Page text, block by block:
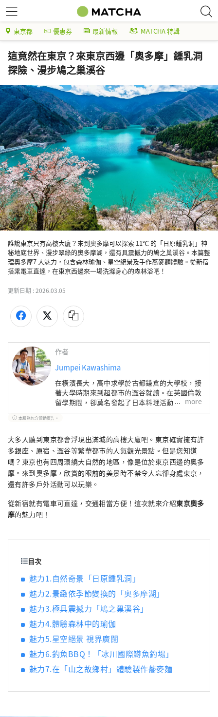
東京都 優惠券 最新情報 MATCHA 特輯
這竟然在東京？來東京西邊「奧多摩」鍾乳洞
探險、漫步鳩之巢溪谷
誰說東京只有高樓大廈？來到奧多摩可以探索 11℃ 的「日原鍾乳洞」神
秘地底世界、漫步翠綠的奧多摩湖，還有具震撼力的鳩之巢溪谷。本篇整
理奧多摩7 大魅力，包含森林瑜伽、星空絕景及手作蕎麥麵體驗。從新宿
搭乘電車直達，在東京西邊來一場洗滌身心的森林浴吧！
更新日期 :2026.03.05
作者
Jumpei Kawashima
在橫濱長大，高中求學於古都鎌倉的大學校，接
著大學時期來到超都市的澀谷就讀。在英國倫敦
留學期間，卻莫名發起了日本料理活動，甚至當
起了料理人。目前則是一名仍在摸索中的寫作
者。
more
本服務包含贊助廣告。
大多人聽到東京都會浮現出滿城的高樓大廈吧。東京確實擁有許
多銀座、原宿、澀谷等繁華都市的人氣觀光景點。但是您知道
嗎？東京也有四周環繞大自然的地區，像是位於東京西邊的奥多
摩。來到奧多摩，欣賞的眼前的美景時不禁令人忘卻身處東京，
還有許多戶外活動可以玩樂。
從新宿就有電車可直達，交通相當方便！這次就來介紹東京奧多
摩的魅力吧！
目次
魅力1.自然奇景「日原鍾乳洞」
魅力2.景緻依季節變換的「奥多摩湖」
魅力3.極具震撼力「鳩之巢溪谷」
魅力4.體驗森林中的瑜伽
魅力5.星空絕景 視界廣闊
魅力6.釣魚BBQ！「冰川國際鱒魚釣場」
魅力7.在「山之故鄉村」體驗製作蕎麥麵